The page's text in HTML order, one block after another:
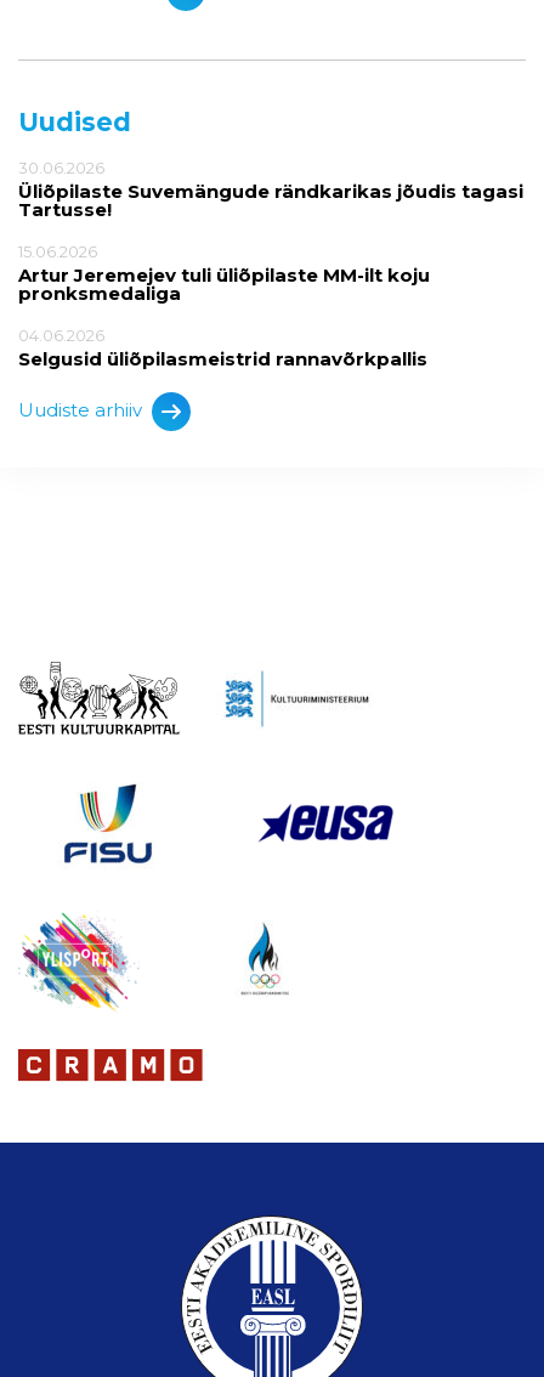
Uudised
30.06.2026
Üliõpilaste Suvemängude rändkarikas jõudis tagasi
Tartusse!
15.06.2026
Artur Jeremejev tuli üliõpilaste MM-ilt koju
pronksmedaliga
04.06.2026
Selgusid üliõpilasmeistrid rannavõrkpallis
Uudiste arhiiv